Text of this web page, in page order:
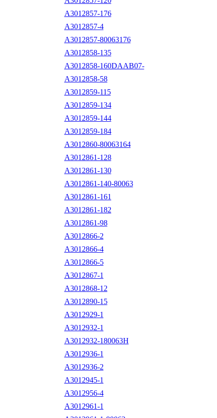
A3012857-176
A3012857-4
A3012857-80063176
A3012858-135
A3012858-160DAAB07-
A3012858-58
A3012859-115
A3012859-134
A3012859-144
A3012859-184
A3012860-80063164
A3012861-128
A3012861-130
A3012861-140-80063
A3012861-161
A3012861-182
A3012861-98
A3012866-2
A3012866-4
A3012866-5
A3012867-1
A3012868-12
A3012890-15
A3012929-1
A3012932-1
A3012932-180063H
A3012936-1
A3012936-2
A3012945-1
A3012956-4
A3012961-1